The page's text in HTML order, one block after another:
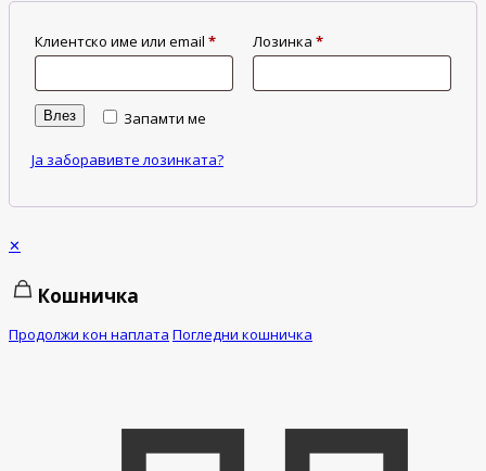
Клиентско име или email * Лозинка *
Запамти ме
Влез
Ја заборавивте лозинката?
✕
Кошничка
Продолжи кон наплата Погледни кошничка